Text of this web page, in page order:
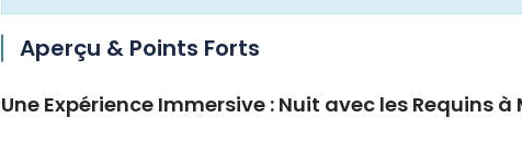
Aperçu & Points Forts
Une Expérience Immersive : Nuit avec les Requins